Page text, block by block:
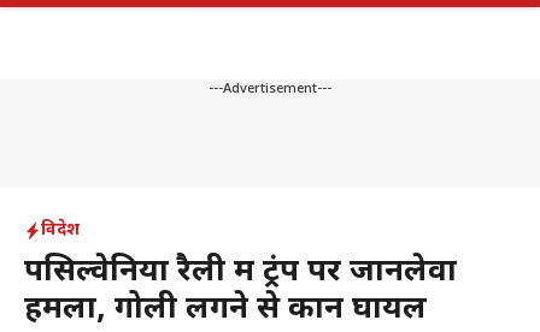
---Advertisement---
विदेश
पेंसिल्वेनिया रैली में ट्रंप पर जानलेवा
हमला, गोली लगने से कान घायल